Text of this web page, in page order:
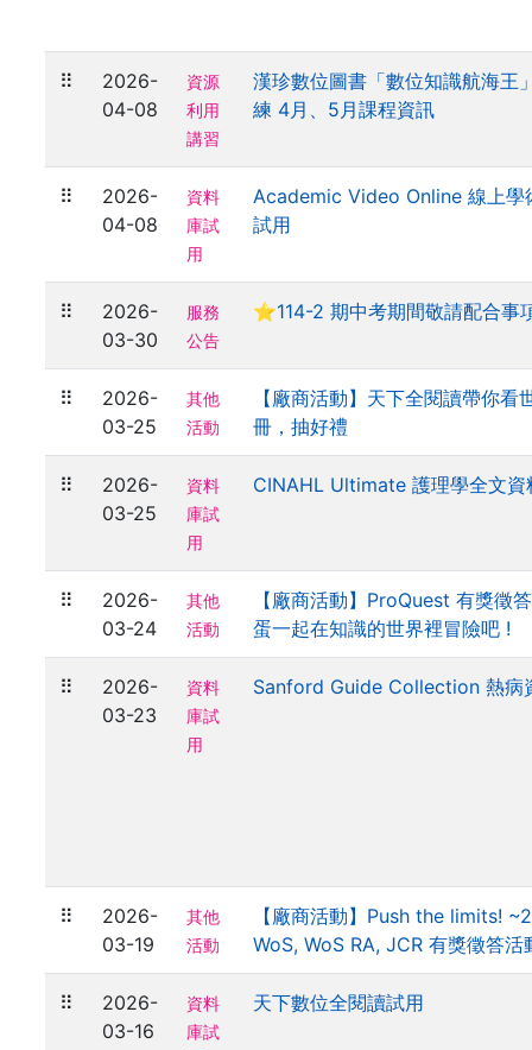
⠿
2026-
04-08
資源
利用
講習
漢珍數位圖書「數位知識航海王
練 4月、5月課程資訊
⠿
2026-
04-08
資料
庫試
用
Academic Video Online 線上學
試用
⠿
2026-
03-30
服務
公告
⭐114-2 期中考期間敬請配合事
⠿
2026-
03-25
其他
活動
【廠商活動】天下全閱讀帶你看
冊，抽好禮
⠿
2026-
03-25
資料
庫試
用
CINAHL Ultimate 護理學全文資
⠿
2026-
03-24
其他
活動
【廠商活動】ProQuest 有獎徵
蛋一起在知識的世界裡冒險吧 !
⠿
2026-
03-23
資料
庫試
用
Sanford Guide Collection 熱病
⠿
2026-
03-19
其他
活動
【廠商活動】Push the limits!
WoS, WoS RA, JCR 有獎徵答活
⠿
2026-
03-16
資料
庫試
天下數位全閱讀試用